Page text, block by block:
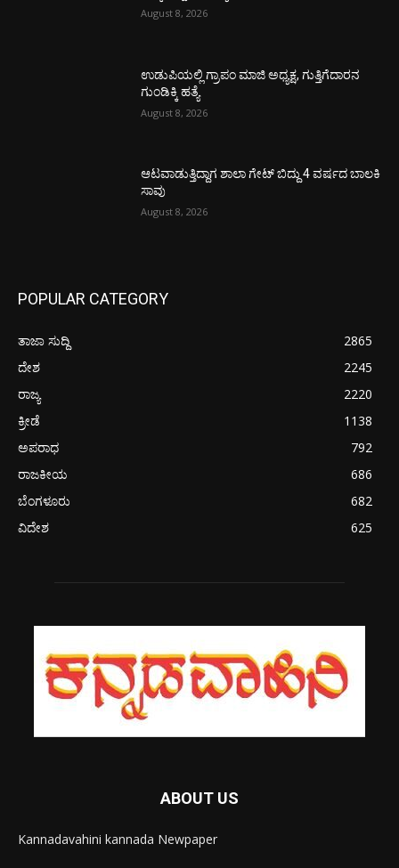
August 8, 2026
ಉಡುಪಿಯಲ್ಲಿ ಗ್ರಾಪಂ ಮಾಜಿ ಅಧ್ಯಕ್ಷ, ಗುತ್ತಿಗೆದಾರನ
ಗುಂಡಿಕ್ಕಿ ಹತ್ಯೆ
August 8, 2026
ಆಟವಾಡುತ್ತಿದ್ದಾಗ ಶಾಲಾ ಗೇಟ್‌ ಬಿದ್ದು 4 ವರ್ಷದ ಬಾಲಕಿ
ಸಾವು
August 8, 2026
POPULAR CATEGORY
ತಾಜಾ ಸುದ್ದಿ
2865
ದೇಶ
2245
ರಾಜ್ಯ
2220
ಕ್ರೀಡೆ
1138
ಅಪರಾಧ
792
ರಾಜಕೀಯ
686
ಬೆಂಗಳೂರು
682
ವಿದೇಶ
625
ABOUT US
Kannadavahini kannada Newpaper